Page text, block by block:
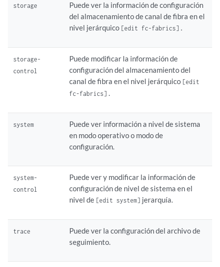
storage
Puede ver la información de configuración
del almacenamiento de canal de fibra en el
nivel jerárquico [edit fc-fabrics] .
storage-
control
Puede modificar la información de
configuración del almacenamiento del
canal de fibra en el nivel jerárquico [edit
fc-fabrics] .
system
Puede ver información a nivel de sistema
en modo operativo o modo de
configuración.
system-
control
Puede ver y modificar la información de
configuración de nivel de sistema en el
nivel de [edit system] jerarquía.
trace
Puede ver la configuración del archivo de
seguimiento.